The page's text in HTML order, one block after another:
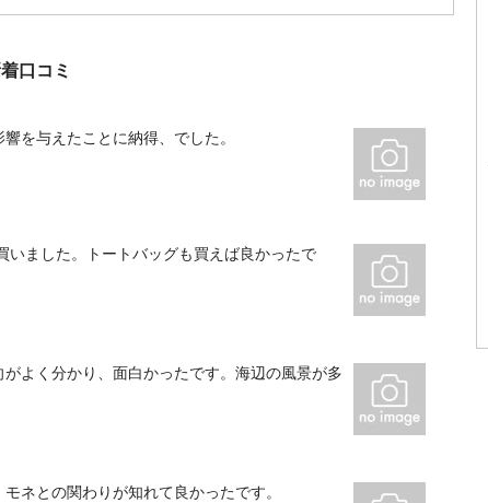
口コミ
を与えたことに納得、でした。
ました。トートバッグも買えば良かったで
よく分かり、面白かったです。海辺の風景が多
ネとの関わりが知れて良かったです。